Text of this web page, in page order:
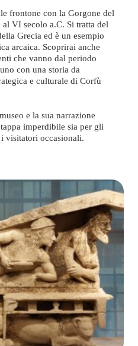
frontone con la Gorgone del
VI secolo a.C. Si tratta del
Grecia ed è un esempio
arcaica. Scoprirai anche
che vanno dal periodo
con una storia da
e culturale di Corfù
e la sua narrazione
imperdibile sia per gli
visitatori occasionali.